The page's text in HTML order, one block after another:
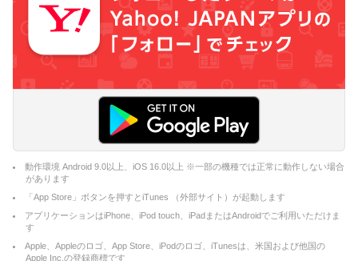
動作環境 Android 9.0以上、iOS 16.0以上 ※一部の機種では正常に動作しない場合
があります
「App Store」ボタンを押すとiTunes （外部サイト）が起動します
アプリケーションはiPhone、iPod touch、iPadまたはAndroidでご利用いただけま
す
Apple、Appleのロゴ、App Store、iPodのロゴ、iTunesは、米国および他国の
Apple Inc.の登録商標です